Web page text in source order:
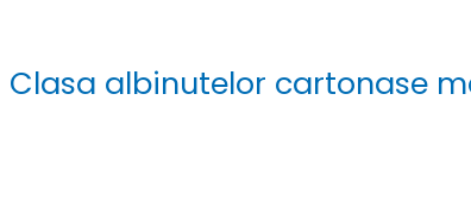
Clasa albinutelor cartonase